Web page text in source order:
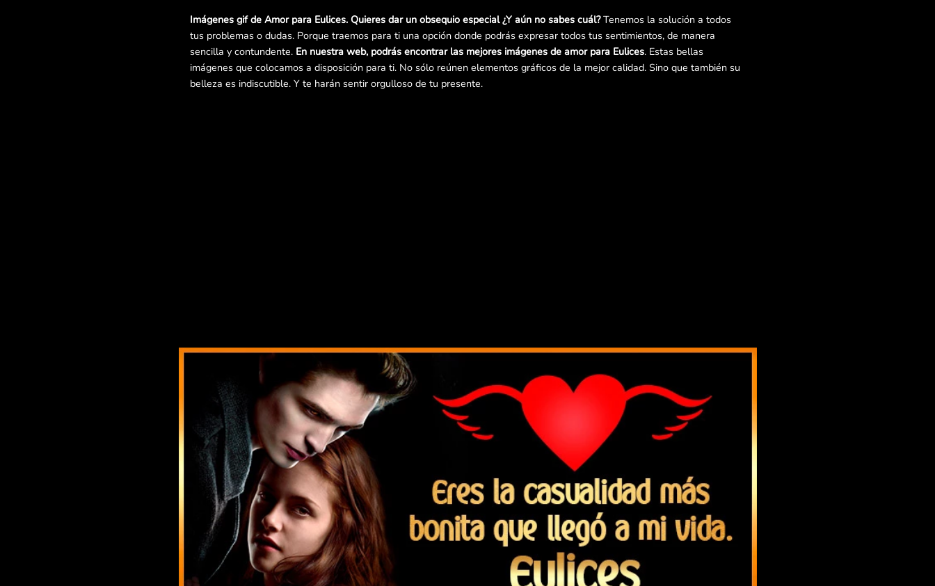
Imágenes gif de Amor para Eulices. Quieres dar un obsequio especial ¿Y aún no sabes cuál?Tenemos la solución a todos
tus problemas o dudas. Porque traemos para ti una opción donde podrás expresar todos tus sentimientos, de manera
sencilla y contundente. En nuestra web, podrás encontrar las mejores imágenes de amor para Eulices. Estas bellas
imágenes que colocamos a disposición para ti. No sólo reúnen elementos gráficos de la mejor calidad. Sino que también su
belleza es indiscutible. Y te harán sentir orgulloso de tu presente.